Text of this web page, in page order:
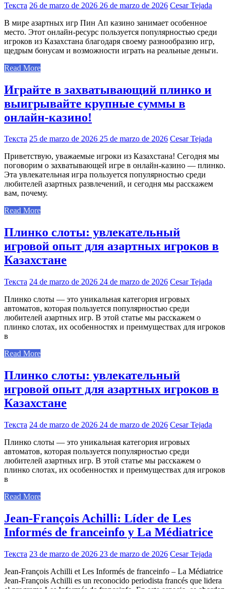
Текста 26 de marzo de 2026 26 de marzo de 2026 Cesar Tejada
В мире азартных игр Пин Ап казино занимает особенное
место. Этот онлайн-ресурс пользуется популярностью среди
игроков из Казахстана благодаря своему разнообразию игр,
щедрым бонусам и возможности играть на реальные деньги.
Read More
Играйте в захватывающий плинко и
выигрывайте крупные суммы в
онлайн-казино!
Текста 25 de marzo de 2026 25 de marzo de 2026 Cesar Tejada
Приветствую, уважаемые игроки из Казахстана! Сегодня мы
поговорим о захватывающей игре в онлайн-казино — плинко.
Эта увлекательная игра пользуется популярностью среди
любителей азартных развлечений, и сегодня мы расскажем
вам, почему.
Read More
Плинко слоты: увлекательный
игровой опыт для азартных игроков в
Казахстане
Текста 24 de marzo de 2026 24 de marzo de 2026 Cesar Tejada
Плинко слоты — это уникальная категория игровых
автоматов, которая пользуется популярностью среди
любителей азартных игр. В этой статье мы расскажем о
плинко слотах, их особенностях и преимуществах для игроков
в
Read More
Плинко слоты: увлекательный
игровой опыт для азартных игроков в
Казахстане
Текста 24 de marzo de 2026 24 de marzo de 2026 Cesar Tejada
Плинко слоты — это уникальная категория игровых
автоматов, которая пользуется популярностью среди
любителей азартных игр. В этой статье мы расскажем о
плинко слотах, их особенностях и преимуществах для игроков
в
Read More
Jean-François Achilli: Líder de Les
Informés de franceinfo y La Médiatrice
Текста 23 de marzo de 2026 23 de marzo de 2026 Cesar Tejada
Jean-François Achilli et Les Informés de franceinfo – La Médiatrice
Jean-François Achilli es un reconocido periodista francés que lidera